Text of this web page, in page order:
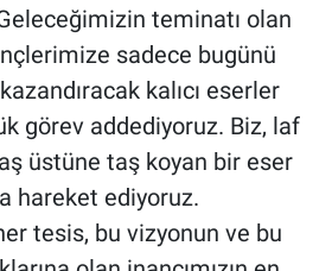
teminatı olan
sadece bugünü
kalıcı eserler
görev addediyoruz. Biz, laf
üstüne taş koyan bir eser
hareket ediyoruz.
tesis, bu vizyonun ve bu